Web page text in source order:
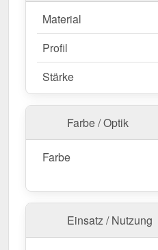
Material
Profil
Stärke
Farbe / Optik
Farbe
Einsatz / Nutzung